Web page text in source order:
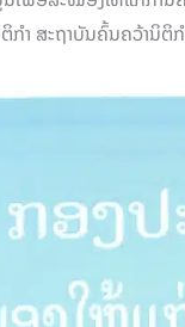
ສະຖາບັນຄົ້ນຄວ້ານິ